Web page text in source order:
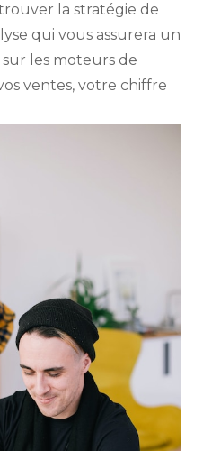
la stratégie de
qui vous assurera un
les moteurs de
ventes, votre chiffre